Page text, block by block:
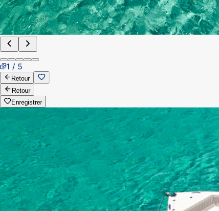
1 / 5
Retour
Retour
Enregistrer